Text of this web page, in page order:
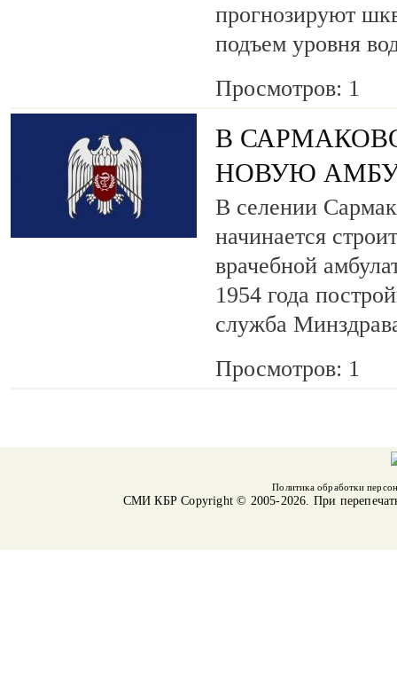
прогнозируют
подъем уровня
Просмотров: 1
В
НОВУЮ
В селении
начинается
врачебной
1954 года
служба
Просмотров: 1
Политика обработки
СМИ КБРCopyright © 2005-2026. При